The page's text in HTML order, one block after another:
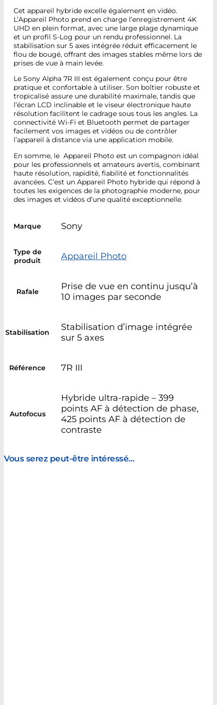
Cet appareil hybride excelle également en vidéo.
L’Appareil Photo prend en charge l’enregistrement 4K
UHD en plein format, avec une large plage dynamique
et un profil S-Log pour un rendu professionnel. La
stabilisation sur 5 axes intégrée réduit efficacement le
flou de bougé, offrant des images stables même lors de
prises de vue à main levée.
Le Sony Alpha 7R III est également conçu pour être
pratique et confortable à utiliser. Son boîtier robuste et
tropicalisé assure une durabilité maximale, tandis que
l’écran LCD inclinable et le viseur électronique haute
résolution facilitent le cadrage sous tous les angles. La
connectivité Wi-Fi et Bluetooth permet de partager
facilement vos images et vidéos ou de contrôler
l’appareil à distance via une application mobile.
En somme, le Appareil Photo est un compagnon idéal
pour les professionnels et amateurs avertis, combinant
haute résolution, rapidité, fiabilité et fonctionnalités
avancées. C’est un Appareil Photo hybride qui répond à
toutes les exigences de la photographie moderne, pour
des images et vidéos d’une qualité exceptionnelle.
Marque Sony
Type de
produit
Appareil Photo
Rafale
Prise de vue en continu jusqu’à
10 images par seconde
Stabilisation
Stabilisation d’image intégrée
sur 5 axes
Référence 7R III
Autofocus
Hybride ultra-rapide – 399
points AF à détection de phase,
425 points AF à détection de
contraste
Vous serez peut-être intéressé…